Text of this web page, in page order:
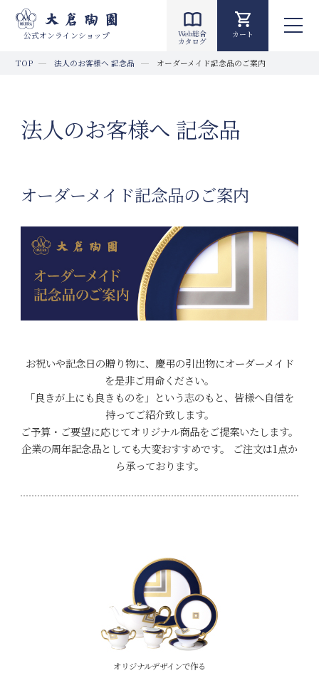
公式オンラインショップ Web総合
カタログ
カート
TOP 法人のお客様へ 記念品 オーダーメイド記念品のご案内
法人のお客様へ 記念品
オーダーメイド記念品のご案内
お祝いや記念日の贈り物に、慶弔の引出物にオーダーメイド
を是非ご用命ください。
「良きが上にも良きものを」という志のもと、皆様へ自信を
持ってご紹介致します。
ご予算・ご要望に応じてオリジナル商品をご提案いたします。
企業の周年記念品としても大変おすすめです。 ご注文は1点か
ら承っております。
オリジナルデザインで作る